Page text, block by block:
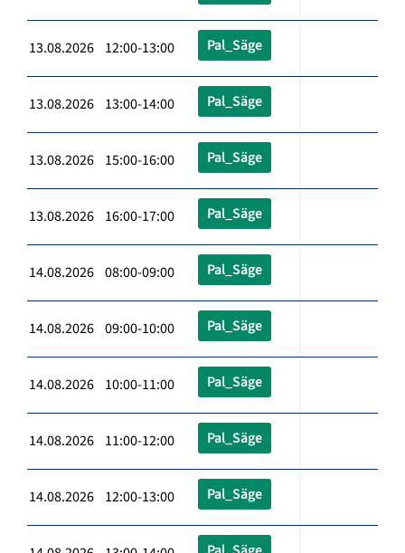
13.08.2026 12:00-13:00 Pal_Säge
13.08.2026 13:00-14:00 Pal_Säge
13.08.2026 15:00-16:00 Pal_Säge
13.08.2026 16:00-17:00 Pal_Säge
14.08.2026 08:00-09:00 Pal_Säge
14.08.2026 09:00-10:00 Pal_Säge
14.08.2026 10:00-11:00 Pal_Säge
14.08.2026 11:00-12:00 Pal_Säge
14.08.2026 12:00-13:00 Pal_Säge